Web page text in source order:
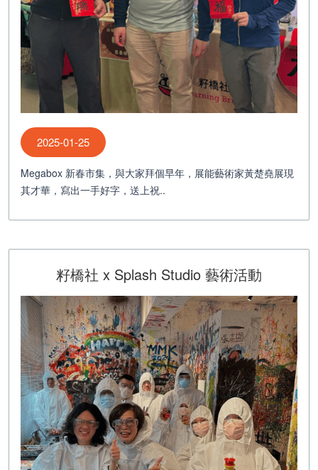
2025-01-25
Megabox 新春市集，與大家拜個早年，展能藝術家黃楚堯展現
其才華，寫出一手好字，送上祝..
籽橋社 x Splash Studio 藝術活動